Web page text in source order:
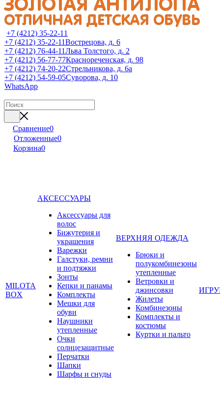
+7 (4212) 35-22-11
+7 (4212) 35-22-11Вострецова, д. 6
+7 (4212) 76-44-11Льва Толстого, д. 2
+7 (4212) 56-77-77Краснореченская, д. 98
+7 (4212) 74-20-22Стрельникова, д. 6а
+7 (4212) 54-59-05Суворова, д. 10
WhatsApp
Сравнение0
Отложенные0
Корзина0
MILOTA
BOX
АКСЕССУАРЫ
Аксессуары для
волос
Бижутерия и
украшения
Варежки
Галстуки, ремни
и подтяжки
Зонты
Кепки и панамы
Комплекты
Мешки для
обуви
Наушники
утепленные
Очки
солнцезащитные
Перчатки
Шапки
Шарфы и снуды
ВЕРХНЯЯ ОДЕЖДА
Брюки и
полукомбинезоны
утепленные
Ветровки и
джинсовки
Жилеты
Комбинезоны
Комплекты и
костюмы
Куртки и пальто